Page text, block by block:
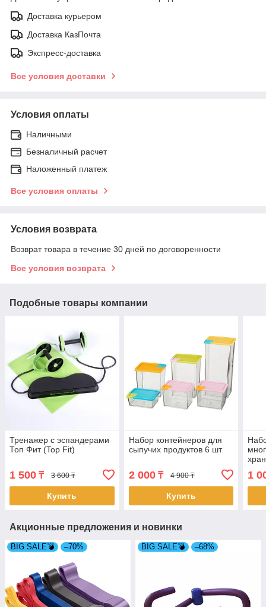
Доставка курьером
Доставка КазПочта
Экспресс-доставка
Все условия доставки
Условия оплаты
Наличными
Безналичный расчет
Наложенный платеж
Все условия оплаты
Условия возврата
Возврат товара в течение 30 дней по договоренности
Все условия возврата
Подобные товары компании
Тренажер с эспандерами
Топ Фит (Top Fit)
1 500 ₸ 3 600 ₸
Купить
Набор контейнеров для
сыпучих продуктов 6 шт
2 000₸ 4 900 ₸
Купить
1
Акционные предложения и новинки
BIG SALE💣 –70% BIG SALE💣 –68%